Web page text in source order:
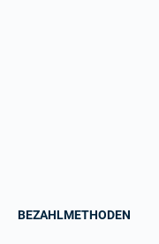
BEZAHLMETHODEN